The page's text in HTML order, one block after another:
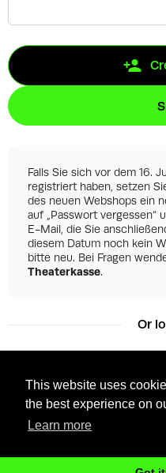
This website uses
the best experience on
Learn more
Falls Sie sich vor dem 16.
registriert haben, setzen
des neuen Webshops ein
auf „Passwort vergessen“
E-Mail, die Sie
diesem Datum noch kein
bitte neu. Bei Fragen
Theaterkasse.
Or
Facebook